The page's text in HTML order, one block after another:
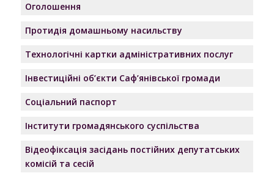
Оголошення
Протидія домашньому насильству
Технологічні картки адміністративних послуг
Інвестиційні об’єкти Саф’янівської громади
Соціальний паспорт
Інститути громадянського суспільства
Відеофіксація засідань постійних депутатських
комісій та сесій